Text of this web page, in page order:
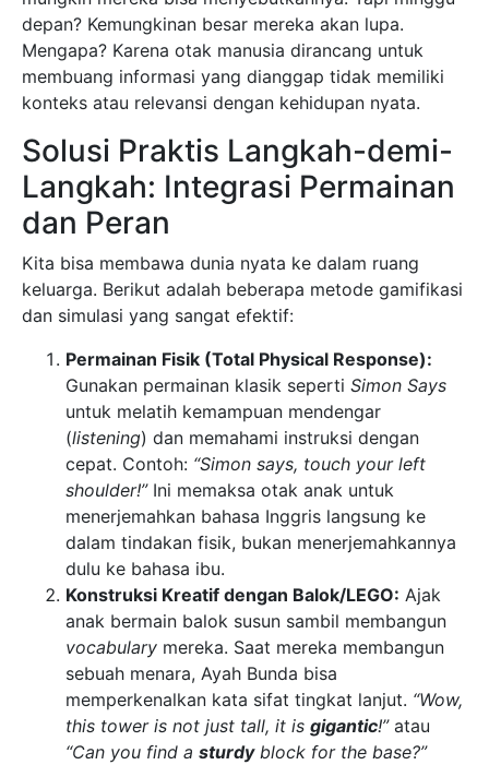
depan? Kemungkinan besar mereka akan lupa.
Mengapa? Karena otak manusia dirancang untuk
membuang informasi yang dianggap tidak memiliki
konteks atau relevansi dengan kehidupan nyata.
Solusi Praktis Langkah-demi-
Langkah: Integrasi Permainan
dan Peran
Kita bisa membawa dunia nyata ke dalam ruang
keluarga. Berikut adalah beberapa metode gamifikasi
dan simulasi yang sangat efektif:
Permainan Fisik (Total Physical Response):
Gunakan permainan klasik seperti Simon Says
untuk melatih kemampuan mendengar
(listening) dan memahami instruksi dengan
cepat. Contoh: “Simon says, touch your left
shoulder!”Ini memaksa otak anak untuk
menerjemahkan bahasa Inggris langsung ke
dalam tindakan fisik, bukan menerjemahkannya
dulu ke bahasa ibu.
Konstruksi Kreatif dengan Balok/LEGO: Ajak
anak bermain balok susun sambil membangun
vocabulary mereka. Saat mereka membangun
sebuah menara, Ayah Bunda bisa
memperkenalkan kata sifat tingkat lanjut. “Wow,
this tower is not just tall, it is gigantic!”atau
“Can you find a sturdyblock for the base?”